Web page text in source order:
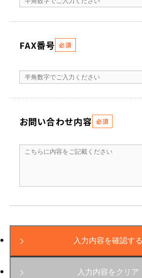
FAX番号 必須
お問い合わせ内容 必須